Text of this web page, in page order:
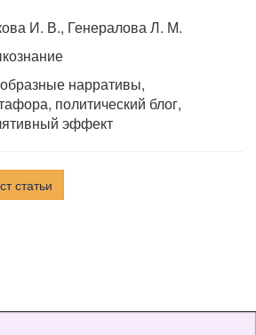
И. В., Генералова Л. М.
образные нарративы,
политический блог,
эффект
статьи